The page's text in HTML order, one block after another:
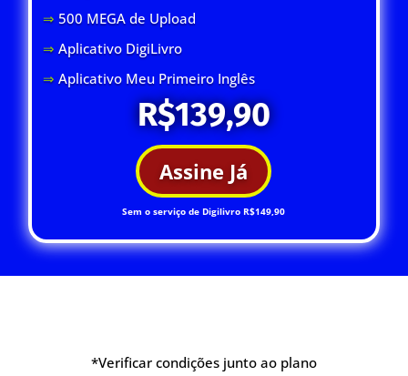
⇒ 500 MEGA de Upload
⇒Aplicativo DigiLivro
⇒Aplicativo Meu Primeiro Inglês
R$139,90
Assine Já
Sem o serviço de Digilivro R$149,90
*Verificar condições junto ao plano